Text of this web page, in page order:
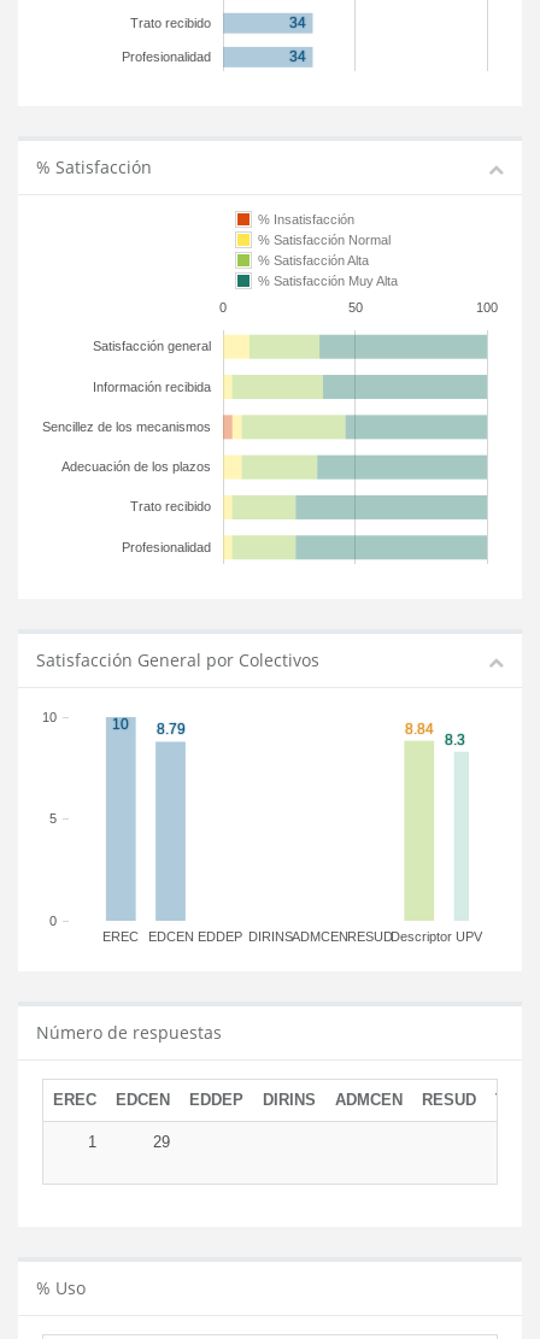
Trato recibido
Profesionalidad
% Satisfacción
0 50 100
Satisfacción general
Información recibida
Sencillez de los mecanismos
Adecuación de los plazos
Trato recibido
Profesionalidad
% Insatisfacción
% Satisfacción Normal
% Satisfacción Alta
% Satisfacción Muy Alta
Satisfacción General por Colectivos
EREC EDCEN EDDEP DIRINSADMCENRESUDDescriptor UPV
0
5
10
Número de respuestas
EREC EDCEN EDDEP DIRINS ADMCEN RESUD
1 29
% Uso